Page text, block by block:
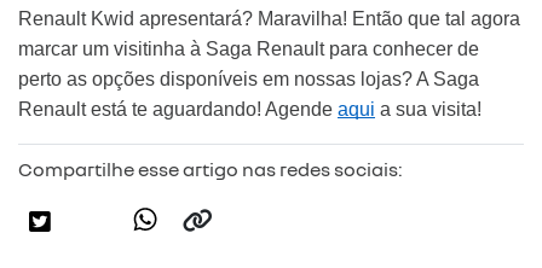
Renault Kwid apresentará? Maravilha! Então que tal agora
marcar um visitinha à Saga Renault para conhecer de
perto as opções disponíveis em nossas lojas? A Saga
Renault está te aguardando! Agende aqui a sua visita!
Compartilhe esse artigo nas redes sociais: